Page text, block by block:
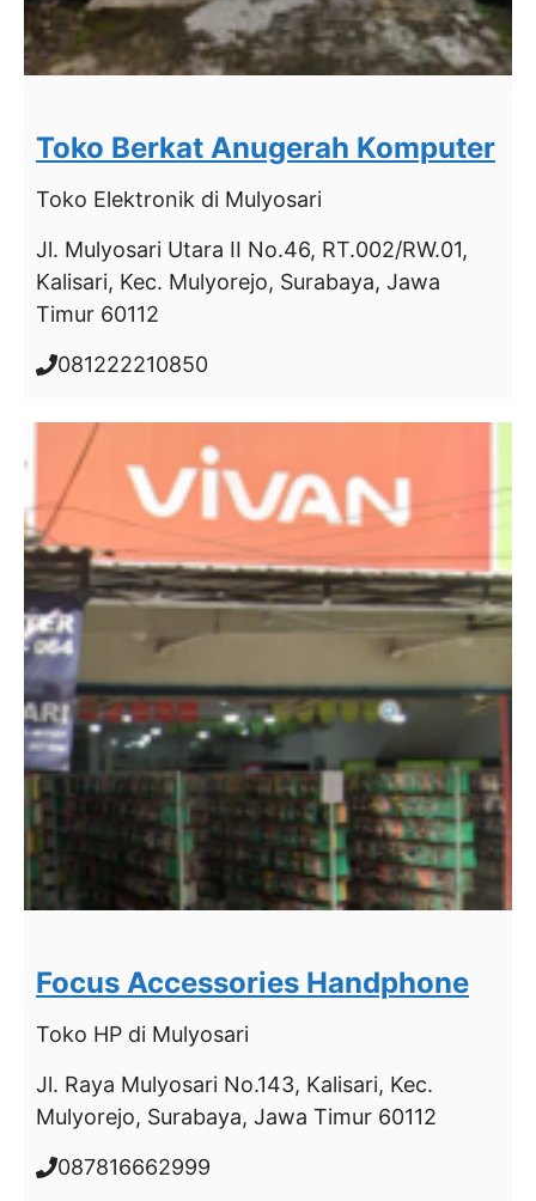
Toko Berkat Anugerah Komputer
Toko Elektronik di Mulyosari
Jl. Mulyosari Utara II No.46, RT.002/RW.01,
Kalisari, Kec. Mulyorejo, Surabaya, Jawa
Timur 60112
081222210850
Focus Accessories Handphone
Toko HP di Mulyosari
Jl. Raya Mulyosari No.143, Kalisari, Kec.
Mulyorejo, Surabaya, Jawa Timur 60112
087816662999